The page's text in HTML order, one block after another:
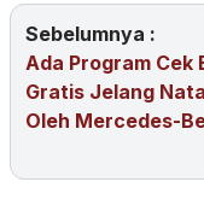
Sebelumnya :
Ada Program Cek
Gratis Jelang
Oleh Mercedes-